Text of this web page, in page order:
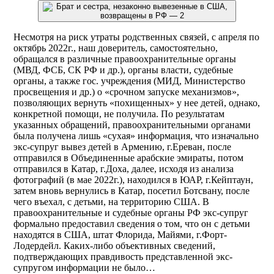
Несмотря на риск утраты родственных связей, с апреля по
октябрь 2022г., наш доверитель, самостоятельно,
обращался в различные правоохранительные органы
(МВД, ФСБ, СК РФ и др.), органы власти, судебные
органы, а также гос. учреждения (МИД, Министерство
просвещения и др.) о «срочном запуске механизмов»,
позволяющих вернуть «похищенных» у нее детей, однако,
конкретной помощи, не получила. ​По результатам
указанных обращений, правоохранительными органами
была получена лишь «сухая» информация, что изначально
экс-супруг вывез детей в Армению, г.Ереван, после
отправился в Объединенные арабские эмираты, потом
отправился в Катар, г.Доха, далее, исходя из анализа
фотографий (в мае 2022г.), находился в ЮАР, г.Кейптаун,
затем вновь вернулись в Катар, посетил Ботсвану, после
чего въехал, с детьми, на территорию США. В
правоохранительные и судебные органы РФ экс-супруг
формально предоставил сведения о том, что он с детьми
находятся в США, штат Флорида, Майями, г.Форт-
Лодердейл. Каких-либо объективных сведений,
подтверждающих правдивость представленной экс-
супругом информации не было… ​ ​